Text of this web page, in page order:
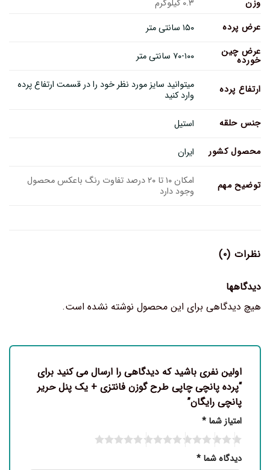
وزن
۰.۳ کیلوگرم
عرض پرده
۱۵۰ سانتی متر
عرض چین
خورده ۷۰-۱۰۰ سانتی متر
ارتفاع پرده میتوانید سایز مورد نظر خود را در قسمت ارتفاع پرده
وارد کنید
جنس حلقه استیل
محصول کشور ایران
توضیح مهم امکان ۱۰ تا ۲۰ درصد تفاوت رنگ باعکس محصول
وجود دارد
نظرات (۰)
دیدگاهها
هیچ دیدگاهی برای این محصول نوشته نشده است.
اولین نفری باشید که دیدگاهی را ارسال می کنید برای
“پرده پانچی چاپی طرح گوزن فانتزی + یک پنل حریر
پانچی رایگان”
امتیاز شما *
دیدگاه شما *